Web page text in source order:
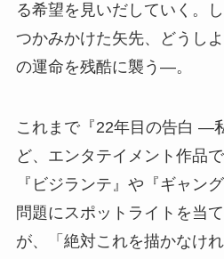
る希望を見いだしていく。
つかみかけた矢先、どうし
の運命を残酷に襲う―。
これまで『22年目の告白 ―
ど、エンタテイメント作品
『ビジランテ』や『ギャン
問題にスポットライトを当
が、「絶対これを描かなけ